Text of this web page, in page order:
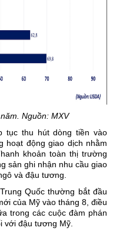
Nguồn: MXV
tục thu hút dòng tiền vào
hoạt động giao dịch nhằm
khoản toàn thị trường
sản ghi nhận nhu cầu giao
và đậu tương.
Quốc thường bắt đầu
của Mỹ vào tháng 8, điều
trong các cuộc đàm phán
với đậu tương Mỹ.